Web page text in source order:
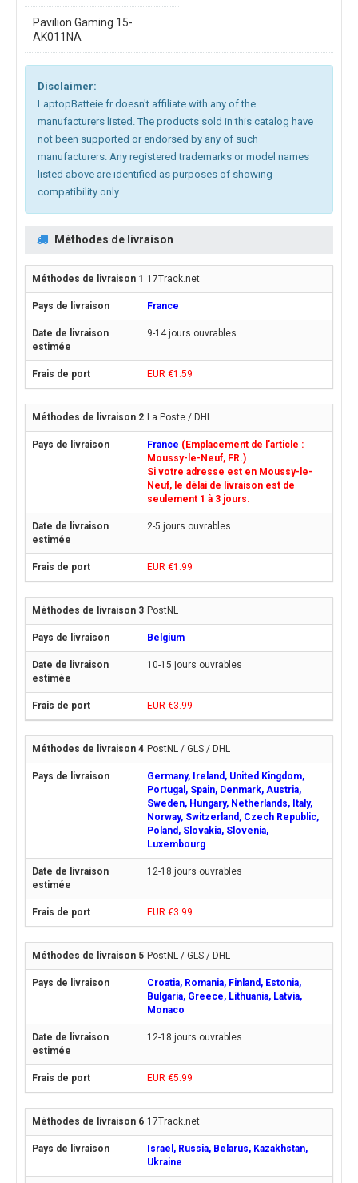
Pavilion Gaming 15-
AK011NA
Disclaimer:
LaptopBatteie.fr doesn't affiliate with any of the
manufacturers listed. The products sold in this catalog have
not been supported or endorsed by any of such
manufacturers. Any registered trademarks or model names
listed above are identified as purposes of showing
compatibility only.
Méthodes de livraison
17Track.net
France
9-14 jours ouvrables
EUR €1.59
La Poste / DHL
France (Emplacement de l'article :
Moussy-le-Neuf, FR.)
Si votre adresse est en Moussy-le-
Neuf, le délai de livraison est de
seulement 1 à 3 jours.
2-5 jours ouvrables
EUR €1.99
PostNL
Belgium
10-15 jours ouvrables
EUR €3.99
PostNL / GLS / DHL
Germany, Ireland, United Kingdom,
Portugal, Spain, Denmark, Austria,
Sweden, Hungary, Netherlands, Italy,
Norway, Switzerland, Czech Republic,
Poland, Slovakia, Slovenia,
Luxembourg
12-18 jours ouvrables
EUR €3.99
PostNL / GLS / DHL
Croatia, Romania, Finland, Estonia,
Bulgaria, Greece, Lithuania, Latvia,
Monaco
12-18 jours ouvrables
EUR €5.99
17Track.net
Israel, Russia, Belarus, Kazakhstan,
Ukraine